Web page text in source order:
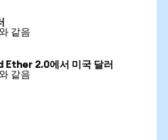
같음
2.0에서 미국 달러
같음